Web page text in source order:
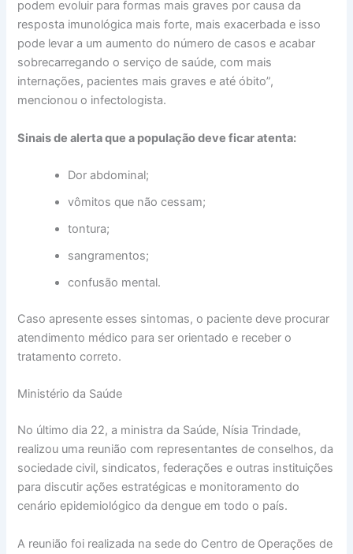
podem evoluir para formas mais graves por causa da
resposta imunológica mais forte, mais exacerbada e isso
pode levar a um aumento do número de casos e acabar
sobrecarregando o serviço de saúde, com mais
internações, pacientes mais graves e até óbito”,
mencionou o infectologista.
Sinais de alerta que a população deve ficar atenta:
Dor abdominal;
vômitos que não cessam;
tontura;
sangramentos;
confusão mental.
Caso apresente esses sintomas, o paciente deve procurar
atendimento médico para ser orientado e receber o
tratamento correto.
Ministério da Saúde
No último dia 22, a ministra da Saúde, Nísia Trindade,
realizou uma reunião com representantes de conselhos, da
sociedade civil, sindicatos, federações e outras instituições
para discutir ações estratégicas e monitoramento do
cenário epidemiológico da dengue em todo o país.
A reunião foi realizada na sede do Centro de Operações de